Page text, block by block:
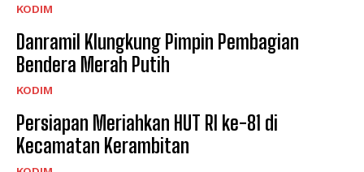
KODIM
Danramil Klungkung Pimpin Pembagian
Bendera Merah Putih
KODIM
Persiapan Meriahkan HUT RI ke-81 di
Kecamatan Kerambitan